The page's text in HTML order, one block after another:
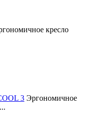
кресло
3 Эргономичное